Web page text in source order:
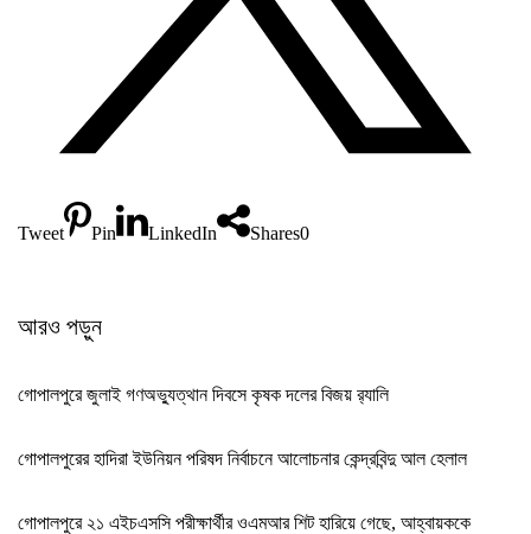
Tweet Pin LinkedIn Shares0
আরও পড়ুন
গোপালপুরে জুলাই গণঅভ্যুত্থান দিবসে কৃষক দলের বিজয় র‍্যালি
গোপালপুরের হাদিরা ইউনিয়ন পরিষদ নির্বাচনে আলোচনার কেন্দ্রবিন্দু আল হেলাল
গোপালপুরে ২১ এইচএসসি পরীক্ষার্থীর ওএমআর শিট হারিয়ে গেছে, আহ্বায়ককে